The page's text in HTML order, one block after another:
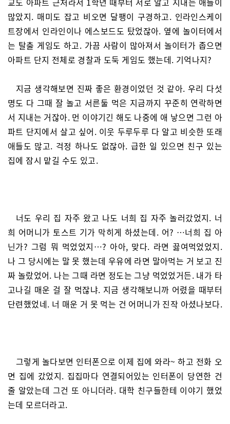
많았지. 매미도 잡고 비오면 달팽이 구경하고. 인라인스케이
트장에서 인라인이나 에스보드도 탔었잖아. 옆에 놀이터에서
는 탈출 게임도 하고. 가끔 사람이 많아져서 놀이터가 좁으면
아파트 단지 전체로 경찰과 도둑 게임도 했는데. 기억나지?
지금 생각해보면 진짜 좋은 환경이었던 것 같아. 우리 다섯
명도 다 그때 잘 놀고 서른둘 먹은 지금까지 꾸준히 연락하면
서 지내는 거잖아. 먼 이야기긴 해도 나중에 애 낳으면 그런 아
파트 단지에서 살고 싶어. 이웃 두루두루 다 알고 비슷한 또래
애들도 많고. 걱정 하나도 없잖아. 급한 일 있으면 친구 있는
집에 잠시 맡길 수도 있고.
너도 우리 집 자주 왔고 나도 너희 집 자주 놀러갔었지. 너
희 어머니가 토스트 기가 막히게 하셨는데. 어? …너희 집 아
닌가? 그럼 뭐 먹었었지…? 아아, 맞다. 라면 끓여먹었었지.
나 그 당시에는 말 못 했는데 우유에 라면 말아먹는 거 보고 진
짜 놀랐었어. 나는 그때 라면 정도는 그냥 먹었었거든. 내가 타
고나길 매운 걸 잘 먹잖냐. 지금 생각해보니까 어렸을 때부터
단련했었네. 너 매운 거 못 먹는 건 어머니가 진작 아셨나보다.
그렇게 놀다보면 인터폰으로 이제 집에 와라~ 하고 전화 오
면 집에 갔었지. 집집마다 연결되어있는 인터폰이 당연한 건
줄 알았는데 그건 또 아니더라. 대학 친구들한테 이야기 했었
는데 모르더라고.